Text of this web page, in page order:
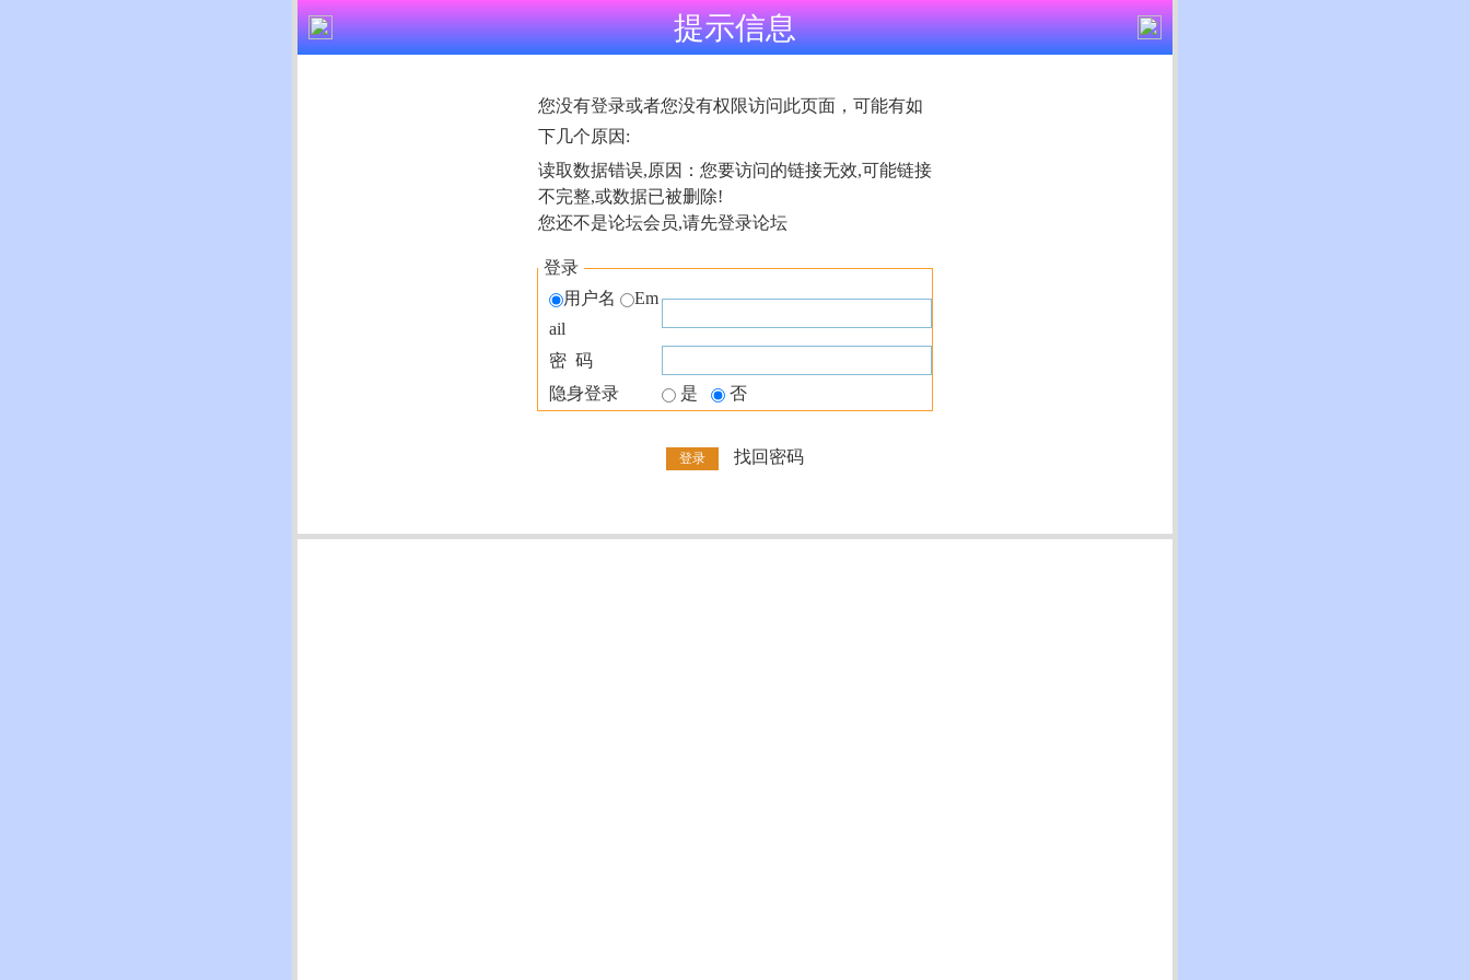
提示信息
您没有登录或者您没有权限访问此页面，可能有如
下几个原因:
读取数据错误,原因：您要访问的链接无效,可能链接
不完整,或数据已被删除!
您还不是论坛会员,请先登录论坛
登录
用户名
Em
ail
密 码
隐身登录
是 否
找回密码